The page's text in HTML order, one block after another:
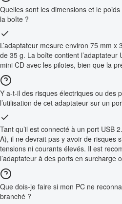
Quelles sont les dimensions et le
la boîte ?
L’adaptateur mesure environ 75 mm
de 35 g. La boîte contient l’adaptateur
mini CD avec les pilotes, bien que la
Y a-t-il des risques électriques ou des
l’utilisation de cet adaptateur sur un
Tant qu’il est connecté à un port USB
A), il ne devrait pas y avoir de risques
tensions ni courants élevés. Il est
l’adaptateur à des ports en surcharge
Que dois-je faire si mon PC ne
branché ?